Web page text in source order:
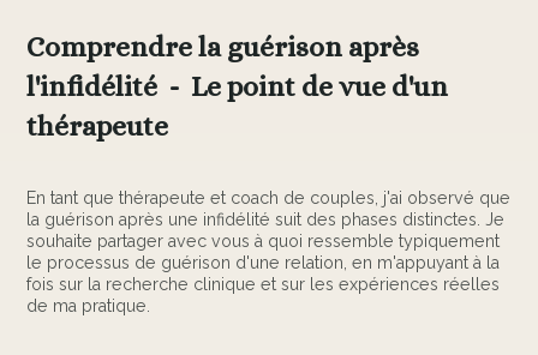
Comprendre la guérison après
l'infidélité - Le point de vue d'un
thérapeute
En tant que thérapeute et coach de couples, j'ai observé que
la guérison après une infidélité suit des phases distinctes. Je
souhaite partager avec vous à quoi ressemble typiquement
le processus de guérison d'une relation, en m'appuyant à la
fois sur la recherche clinique et sur les expériences réelles
de ma pratique.